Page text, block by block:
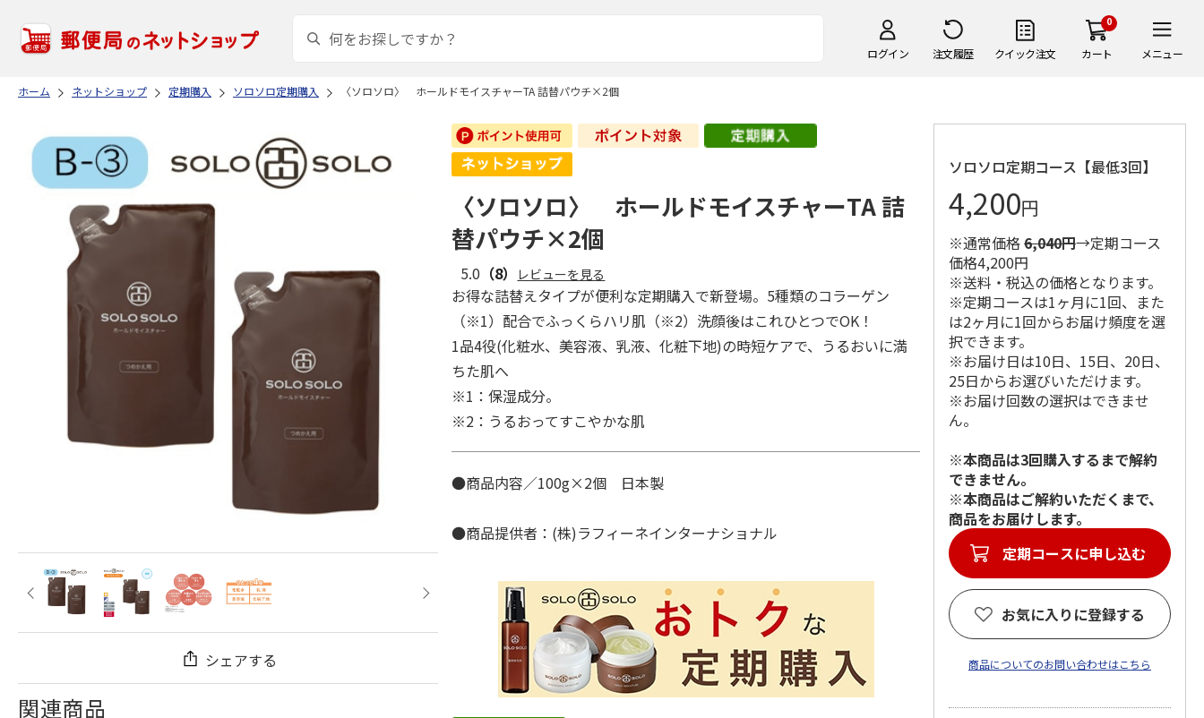
ログイン 注文履歴 クイック注文
0
カート メニュー
ホーム ネットショップ 定期購入 ソロソロ定期購入 〈ソロソロ〉 ホールドモイスチャーTA 詰替パウチ×2個
シェアする
関連商品
〈ソロソロ〉 ホールドモイスチャーTA 詰
替パウチ×2個
5.0 （8） レビューを見る
お得な詰替えタイプが便利な定期購入で新登場。5種類のコラーゲン
（※1）配合でふっくらハリ肌（※2）洗顔後はこれひとつでOK！
1品4役(化粧水、美容液、乳液、化粧下地)の時短ケアで、うるおいに満
ちた肌へ
※1：保湿成分。
※2：うるおってすこやかな肌
●商品内容／100g×2個 日本製
●商品提供者：(株)ラフィーネインターナショナル
ソロソロ定期コース【最低3回】
4,200円
※通常価格6,040円→定期コース
価格4,200円
※送料・税込の価格となります。
※定期コースは1ヶ月に1回、また
は2ヶ月に1回からお届け頻度を選
択できます。
※お届け日は10日、15日、20日、
25日からお選びいただけます。
※お届け回数の選択はできませ
ん。
※本商品は3回購入するまで解約
できません。
※本商品はご解約いただくまで、
商品をお届けします。
お気に入りに登録する
商品についてのお問い合わせはこちら